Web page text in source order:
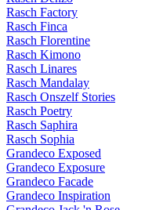
Rasch Factory
Rasch Finca
Rasch Florentine
Rasch Kimono
Rasch Linares
Rasch Mandalay
Rasch Onszelf Stories
Rasch Poetry
Rasch Saphira
Rasch Sophia
Grandeco Exposed
Grandeco Exposure
Grandeco Facade
Grandeco Inspiration